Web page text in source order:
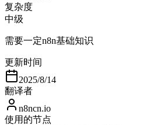
复杂度
中级
需要一定n8n基础知识
更新时间
2025/8/14
翻译者
n8ncn.io
使用的节点